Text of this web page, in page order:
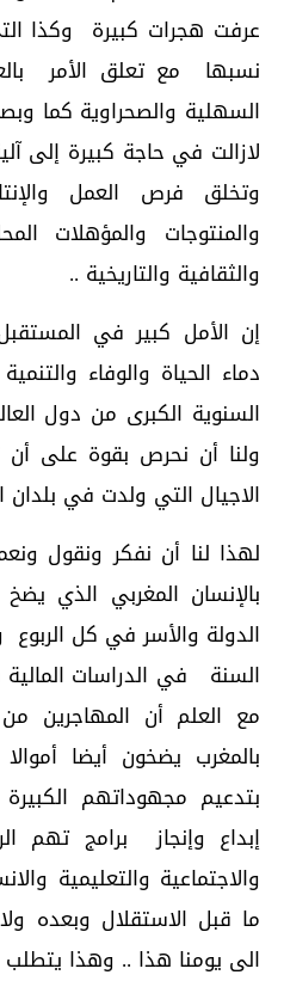
عرفت هجرات كبيرة وكذا
نسبها مع تعلق الأمر
السهلية والصحراوية كما
لازالت في حاجة كبيرة إلى
وتخلق فرص العمل
والمنتوجات والمؤهلات
والثقافية والتاريخية ..
إن الأمل كبير في
دماء الحياة والوفاء
السنوية الكبرى من دول
ولنا أن نحرص بقوة على
الاجيال التي ولدت في بلدان
لهذا لنا أن نفكر ونقول
بالإنسان المغربي الذي
الدولة والأسر في كل
السنة في الدراسات المالية
مع العلم أن المهاجرين
بالمغرب يضخون أيضا
بتدعيم مجهوداتهم
إبداع وإنجاز برامج تهم
والاجتماعية والتعليمية
ما قبل الاستقلال وبعده
الى يومنا هذا .. وهذا